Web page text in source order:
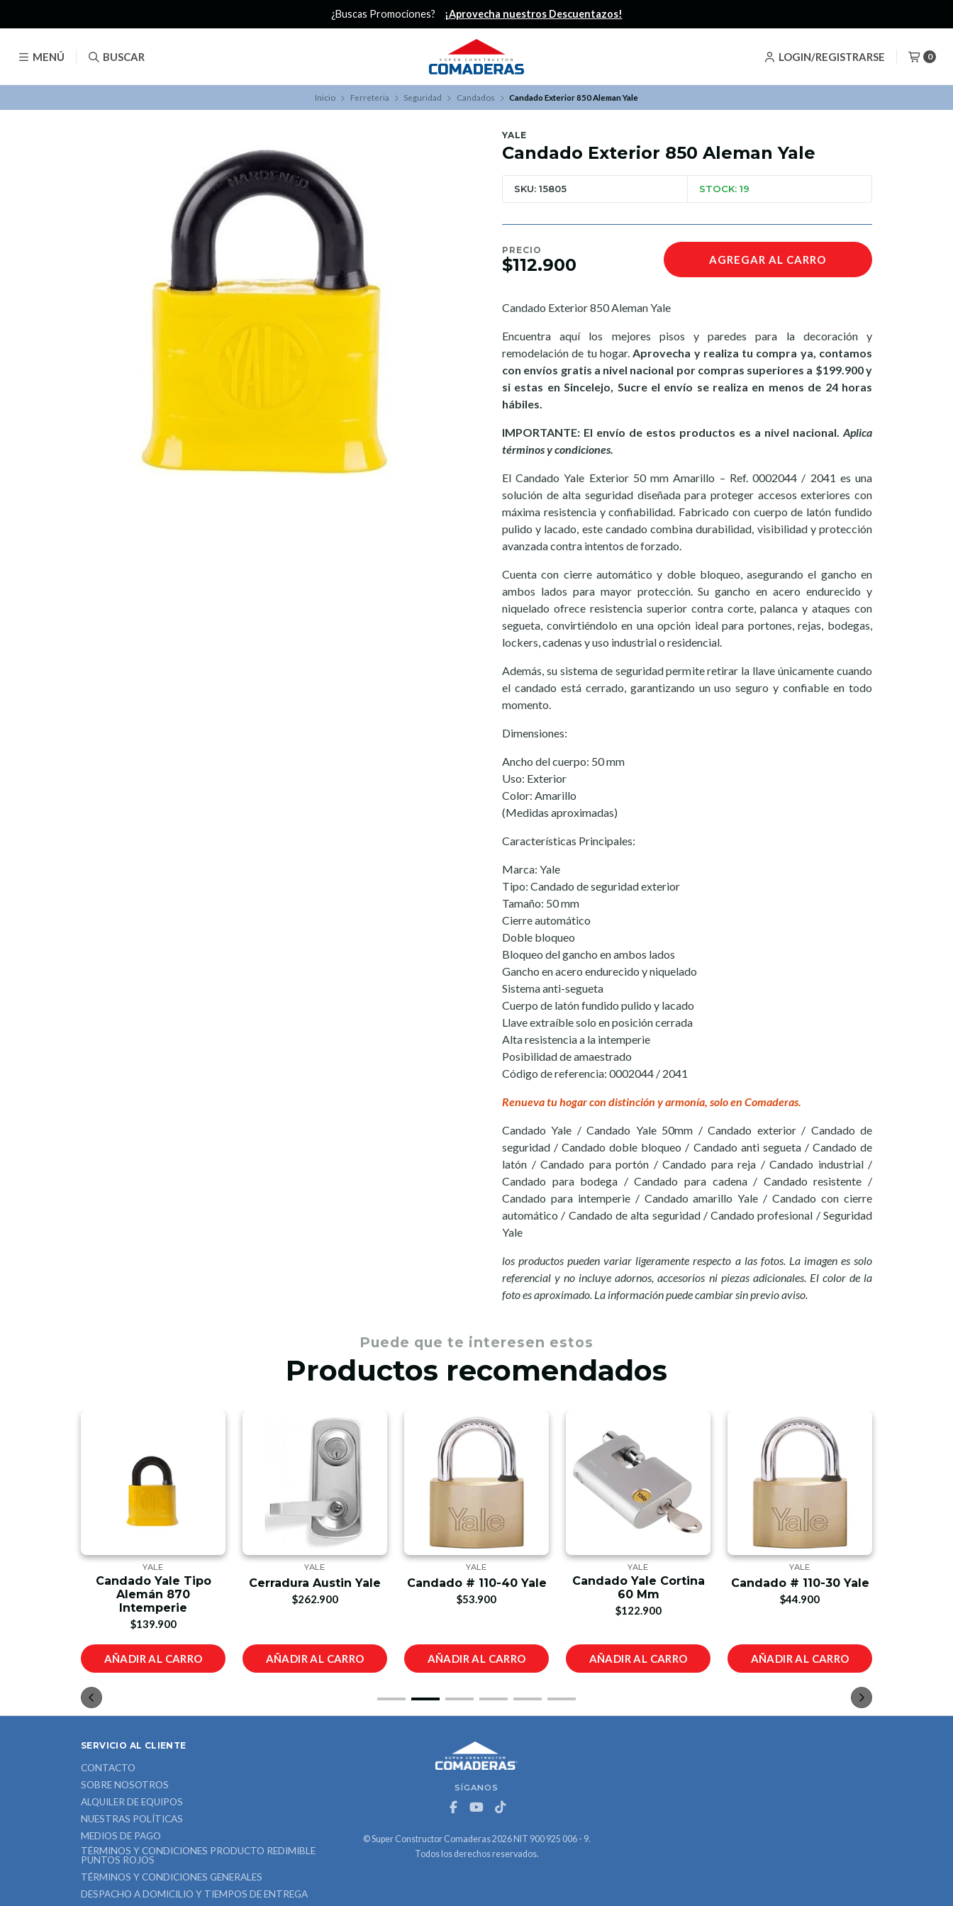
MENÚ BUSCAR LOGIN/REGISTRARSE 0
¿Buscas Promociones? ¡Aprovecha nuestros Descuentazos!
Inicio Ferreteria Seguridad Candados Candado Exterior 850 Aleman Yale
YALE
Candado Exterior 850 Aleman Yale
SKU: 15805 STOCK: 19
PRECIO
$112.900 AGREGAR AL CARRO
Candado Exterior 850 Aleman Yale
Encuentra aquí los mejores pisos y paredes para la decoración y
remodelación de tu hogar.Aprovecha y realiza tu compra ya, contamos
con envíos gratis a nivel nacional por compras superiores a $199.900 y
si estas en Sincelejo, Sucre el envío se realiza en menos de 24 horas
hábiles.
IMPORTANTE: El envío de estos productos es a nivel nacional. Aplica
términos y condiciones.
El Candado Yale Exterior 50 mm Amarillo – Ref. 0002044 / 2041 es una
solución de alta seguridad diseñada para proteger accesos exteriores con
máxima resistencia y confiabilidad. Fabricado con cuerpo de latón fundido
pulido y lacado, este candado combina durabilidad, visibilidad y protección
avanzada contra intentos de forzado.
Cuenta con cierre automático y doble bloqueo, asegurando el gancho en
ambos lados para mayor protección. Su gancho en acero endurecido y
niquelado ofrece resistencia superior contra corte, palanca y ataques con
segueta, convirtiéndolo en una opción ideal para portones, rejas, bodegas,
lockers, cadenas y uso industrial o residencial.
Además, su sistema de seguridad permite retirar la llave únicamente cuando
el candado está cerrado, garantizando un uso seguro y confiable en todo
momento.
Dimensiones:
Ancho del cuerpo: 50 mm
Uso: Exterior
Color: Amarillo
(Medidas aproximadas)
Características Principales:
Marca: Yale
Tipo: Candado de seguridad exterior
Tamaño: 50 mm
Cierre automático
Doble bloqueo
Bloqueo del gancho en ambos lados
Gancho en acero endurecido y niquelado
Sistema anti-segueta
Cuerpo de latón fundido pulido y lacado
Llave extraíble solo en posición cerrada
Alta resistencia a la intemperie
Posibilidad de amaestrado
Código de referencia: 0002044 / 2041
Renueva tu hogar con distinción y armonía, solo en Comaderas.
Candado Yale / Candado Yale 50mm / Candado exterior / Candado de
seguridad / Candado doble bloqueo / Candado anti segueta / Candado de
latón / Candado para portón / Candado para reja / Candado industrial /
Candado para bodega / Candado para cadena / Candado resistente /
Candado para intemperie / Candado amarillo Yale / Candado con cierre
automático / Candado de alta seguridad / Candado profesional / Seguridad
Yale
los productos pueden variar ligeramente respecto a las fotos. La imagen es solo
referencial y no incluye adornos, accesorios ni piezas adicionales. El color de la
foto es aproximado. La información puede cambiar sin previo aviso.
Puede que te interesen estos
Productos recomendados
YALE
Candado Yale Tipo
Alemán 870
Intemperie
$139.900
AÑADIR AL CARRO
YALE
Cerradura Austin Yale
$262.900
AÑADIR AL CARRO
YALE
Candado # 110-40 Yale
$53.900
AÑADIR AL CARRO
YALE
Candado Yale Cortina
60 Mm
$122.900
AÑADIR AL CARRO
YALE
Candado # 110-30 Yale
$44.900
AÑADIR AL CARRO
SÍGANOS
© Super Constructor Comaderas 2026 NIT 900 925 006 - 9.
Todos los derechos reservados.
SERVICIO AL CLIENTE
CONTACTO
SOBRE NOSOTROS
ALQUILER DE EQUIPOS
NUESTRAS POLÍTICAS
MEDIOS DE PAGO
TÉRMINOS Y CONDICIONES PRODUCTO REDIMIBLE
PUNTOS ROJOS
TÉRMINOS Y CONDICIONES GENERALES
DESPACHO A DOMICILIO Y TIEMPOS DE ENTREGA